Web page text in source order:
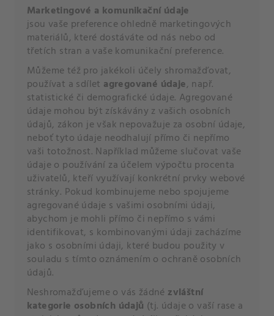
Marketingové a komunikační údaje
jsou vaše preference ohledně marketingových
materiálů, které dostáváte od nás nebo od
třetích stran a vaše komunikační preference.
Můžeme též pro jakékoli účely shromažďovat,
používat a sdílet agregované údaje, např.
statistické či demografické údaje. Agregované
údaje mohou být získávány z vašich osobních
údajů, zákon je však nepovažuje za osobní údaje,
neboť tyto údaje neodhalují přímo či nepřímo
vaši totožnost. Například můžeme slučovat vaše
údaje o používání za účelem výpočtu procenta
uživatelů, kteří využívají konkrétní prvky webové
stránky. Pokud kombinujeme nebo spojujeme
agregované údaje s vašimi osobními údaji,
abychom je mohli přímo či nepřímo s vámi
identifikovat, s kombinovanými údaji zacházíme
jako s osobními údaji, které budou použity v
souladu s tímto oznámením o ochraně osobních
údajů.
Neshromažďujeme o vás žádné zvláštní
kategorie osobních údajů (tj. údaje o vaší rase a